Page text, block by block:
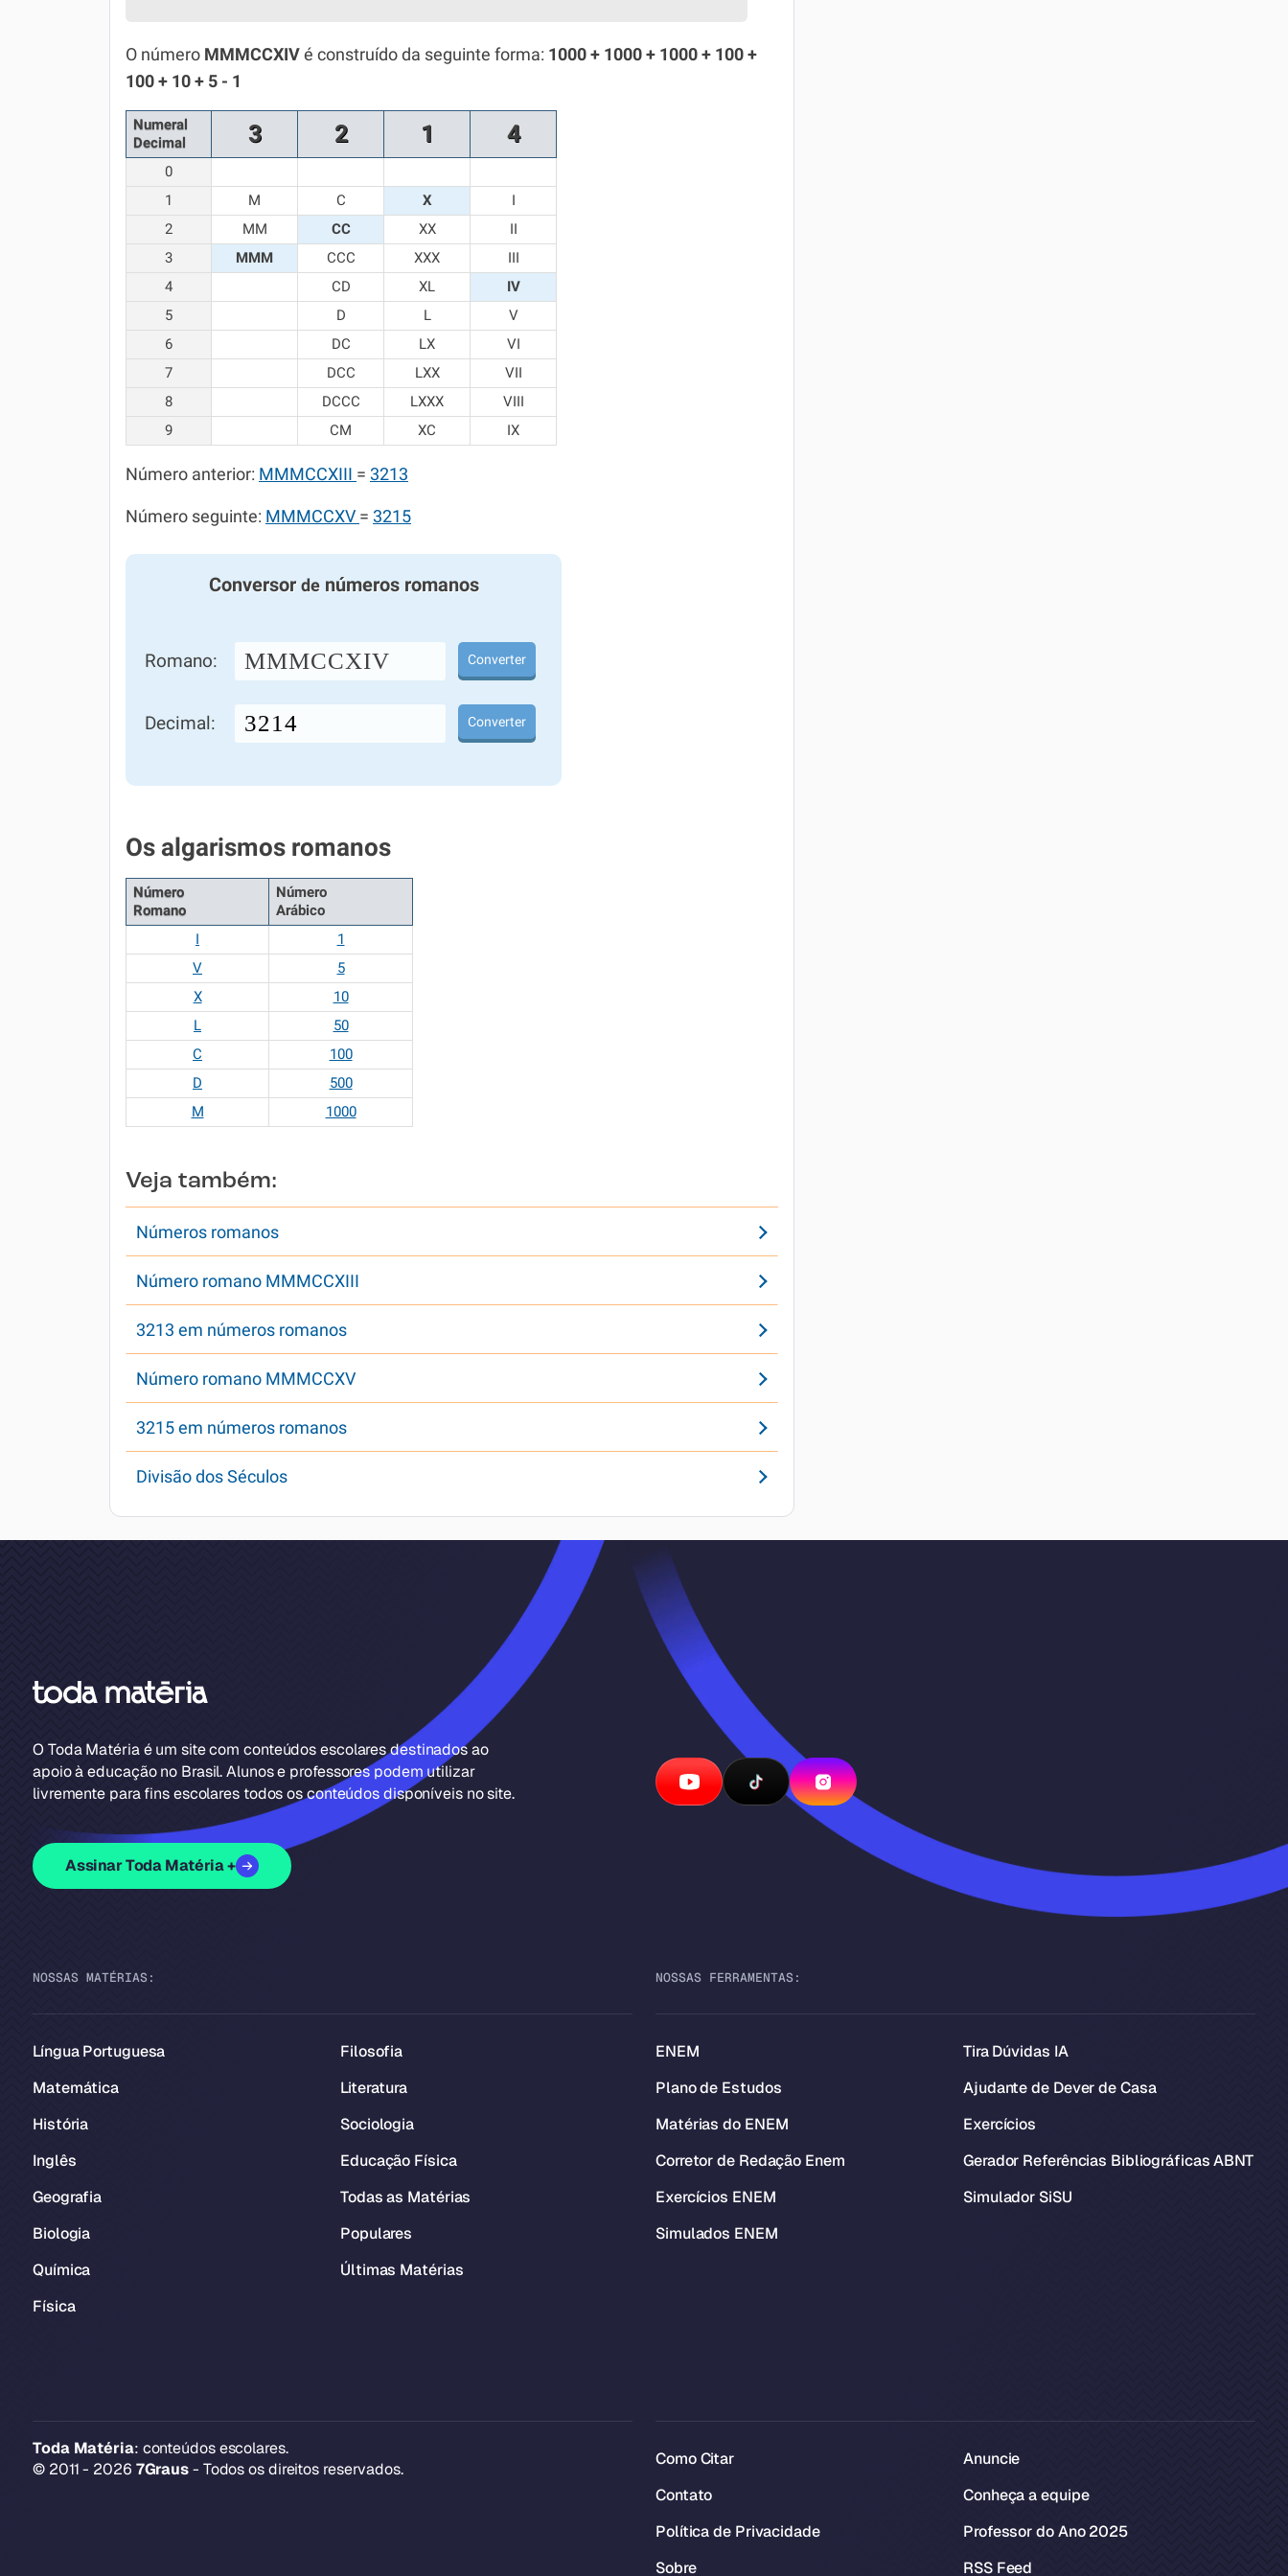
Todos os Exercícios
O número MMMCCXIV é construído da seguinte forma: 1000 + 1000 + 1000 + 100 +
100 + 10 + 5 - 1
Numeral
Decimal
3 2 1 4
0
1
M C X
I
2
MM CC XX
II
3
MMM CCC XXX
III
4
CD XL
IV
5
D L
V
6
DC LX
VI
7
DCC LXX
VII
8
DCCC LXXX
VIII
9
CM XC IX
Número anterior: MMMCCXIII = 3213
Número seguinte: MMMCCXV = 3215
Conversor denúmeros romanos
Romano: MMMCCXIV Converter
Decimal: Converter
Os algarismos romanos
Número
Romano
Número
Arábico
I
1
V
5
X
10
L
50
C
100
D
500
M
1000
Veja também:
Números romanos
Número romano MMMCCXIII
3213 em números romanos
Número romano MMMCCXV
3215 em números romanos
Divisão dos Séculos
O Toda Matéria é um site com conteúdos escolares destinados ao
apoio à educação no Brasil. Alunos e professores podem utilizar
livremente para fins escolares todos os conteúdos disponíveis no site.
Assinar Toda Matéria +
NOSSAS MATÉRIAS:
Língua Portuguesa
Matemática
História
Inglês
Geografia
Biologia
Química
Física
Filosofia
Literatura
Sociologia
Educação Física
Todas as Matérias
Populares
Últimas Matérias
NOSSAS FERRAMENTAS:
ENEM
Plano de Estudos
Matérias do ENEM
Corretor de Redação Enem
Exercícios ENEM
Simulados ENEM
Tira Dúvidas IA
Ajudante de Dever de Casa
Exercícios
Gerador Referências Bibliográficas ABNT
Simulador SiSU
Toda Matéria: conteúdos escolares.
© 2011 - 2026 7Graus- Todos os direitos reservados.
Como Citar
Contato
Política de Privacidade
Sobre
Anuncie
Conheça a equipe
Professor do Ano 2025
RSS Feed